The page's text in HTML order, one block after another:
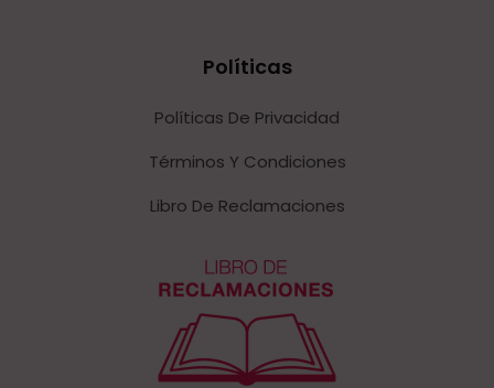
Políticas
Políticas De Privacidad
Términos Y Condiciones
Libro De Reclamaciones